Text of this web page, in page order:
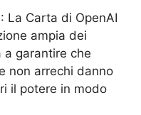
: La Carta di OpenAI
ampia dei
a garantire che
non arrechi danno
il potere in modo